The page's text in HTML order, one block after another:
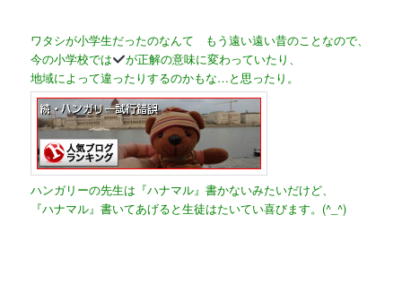
ワタシが小学生だったのなんて もう遠い遠い昔のことなので、
今の小学校では
が正解の意味に変わっていたり、
地域によって違ったりするのかもな…と思ったり。
ハンガリーの先生は『ハナマル』書かないみたいだけど、
『ハナマル』書いてあげると生徒はたいてい喜びます。(^_^)